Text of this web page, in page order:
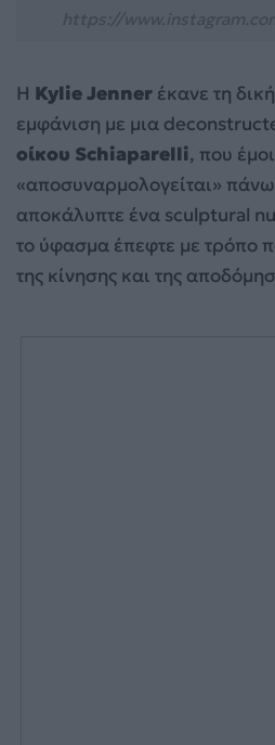
Η Kylie Jenner έκανε τη
εμφάνιση με μια
οίκου Schiaparelli, που
«αποσυναρμολογείται»
αποκάλυπτε ένα sculptural
το ύφασμα έπεφτε με τρόπο
της κίνησης και της